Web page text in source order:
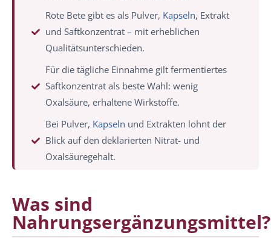
Rote Bete gibt es als Pulver, Kapseln, Extrakt
und Saftkonzentrat – mit erheblichen
Qualitätsunterschieden.
Für die tägliche Einnahme gilt fermentiertes
Saftkonzentrat als beste Wahl: wenig
Oxalsäure, erhaltene Wirkstoffe.
Bei Pulver, Kapseln und Extrakten lohnt der
Blick auf den deklarierten Nitrat- und
Oxalsäuregehalt.
Was sind
Nahrungsergänzungsmittel?